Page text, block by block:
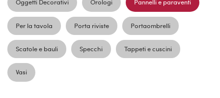
Oggetti Decorativi Orologi Pannelli e paraventi
Per la tavola Porta riviste Portaombrelli
Scatole e bauli Specchi Tappeti e cuscini
Vasi